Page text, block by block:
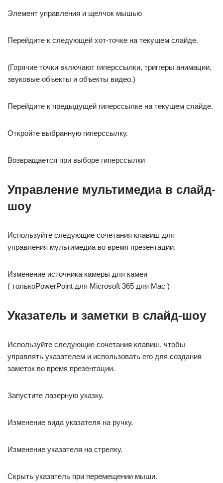
Элемент управления и щелчок мышью
Перейдите к следующей хот-точке на текущем слайде.
(Горячие точки включают гиперссылки, триггеры анимации,
звуковые объекты и объекты видео.)
Перейдите к предыдущей гиперссылке на текущем слайде.
Откройте выбранную гиперссылку.
Возвращается при выборе гиперссылки
Управление мультимедиа в слайд-
шоу
Используйте следующие сочетания клавиш для
управления мультимедиа во время презентации.
Изменение источника камеры для камеи
( толькоPowerPoint для Microsoft 365 для Mac )
Указатель и заметки в слайд-шоу
Используйте следующие сочетания клавиш, чтобы
управлять указателем и использовать его для создания
заметок во время презентации.
Запустите лазерную указку.
Изменение вида указателя на ручку.
Изменение указателя на стрелку.
Скрыть указатель при перемещении мыши.